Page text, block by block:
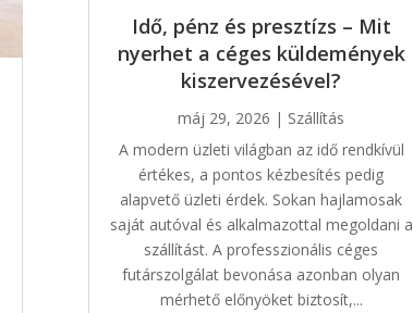
Idő, pénz és presztízs – Mit
nyerhet a céges küldemények
kiszervezésével?
máj 29, 2026 | Szállítás
A modern üzleti világban az idő rendkívül
értékes, a pontos kézbesítés pedig
alapvető üzleti érdek. Sokan hajlamosak
saját autóval és alkalmazottal megoldani a
szállítást. A professzionális céges
futárszolgálat bevonása azonban olyan
mérhető előnyöket biztosít,...